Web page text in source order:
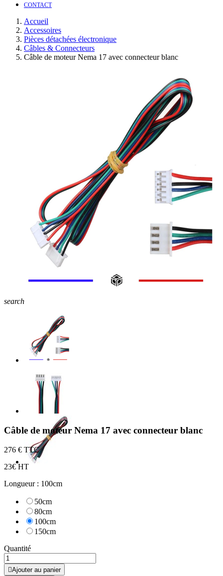
CONTACT
Accueil
Accessoires
Pièces détachées électronique
Câbles & Connecteurs
Câble de moteur Nema 17 avec connecteur blanc
search
Câble de moteur Nema 17 avec connecteur blanc
276 € TTC
23€ HT
Longueur : 100cm
50cm
80cm
100cm
150cm
Quantité
Ajouter au panier